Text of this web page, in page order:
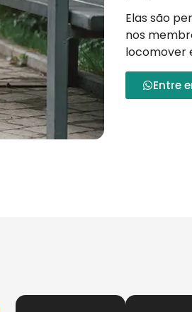
Elas são
nos
locomover
Entre